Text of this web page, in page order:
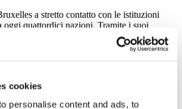
cookies
personalise content and ads, to
a stretto contatto con le istituzioni
oggi quattordici nazioni. Tramite i suoi
opera a diretto contatto con più di 7.000
della nautica in Belgio, Repubblica Ceca,
UCINA in carica fino al 2018, è dal